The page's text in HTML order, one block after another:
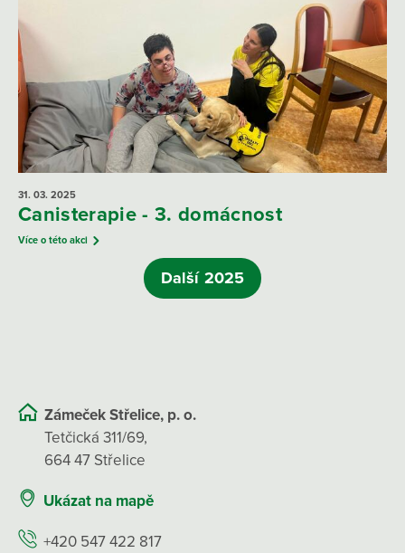
31. 03. 2025
Canisterapie - 3. domácnost
Více o této akci
Další 2025
Zámeček Střelice, p. o.
Tetčická 311/69,
664 47 Střelice
Ukázat na mapě
+420 547 422 817